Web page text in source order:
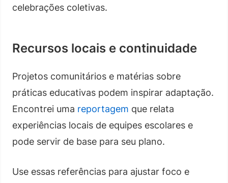
celebrações coletivas.
Recursos locais e continuidade
Projetos comunitários e matérias sobre
práticas educativas podem inspirar adaptação.
Encontrei uma reportagem que relata
experiências locais de equipes escolares e
pode servir de base para seu plano.
Use essas referências para ajustar foco e